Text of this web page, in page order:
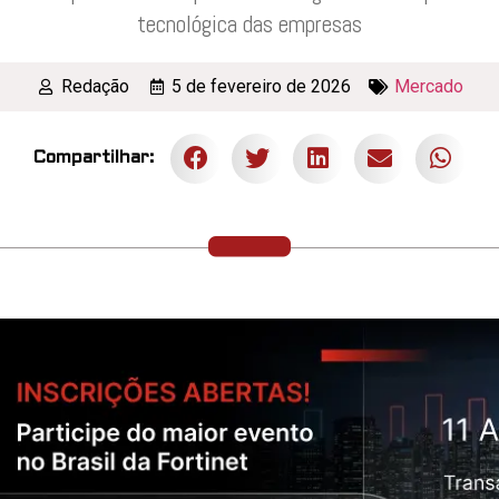
tecnológica das empresas
Redação 5 de fevereiro de 2026 Mercado
Compartilhar: